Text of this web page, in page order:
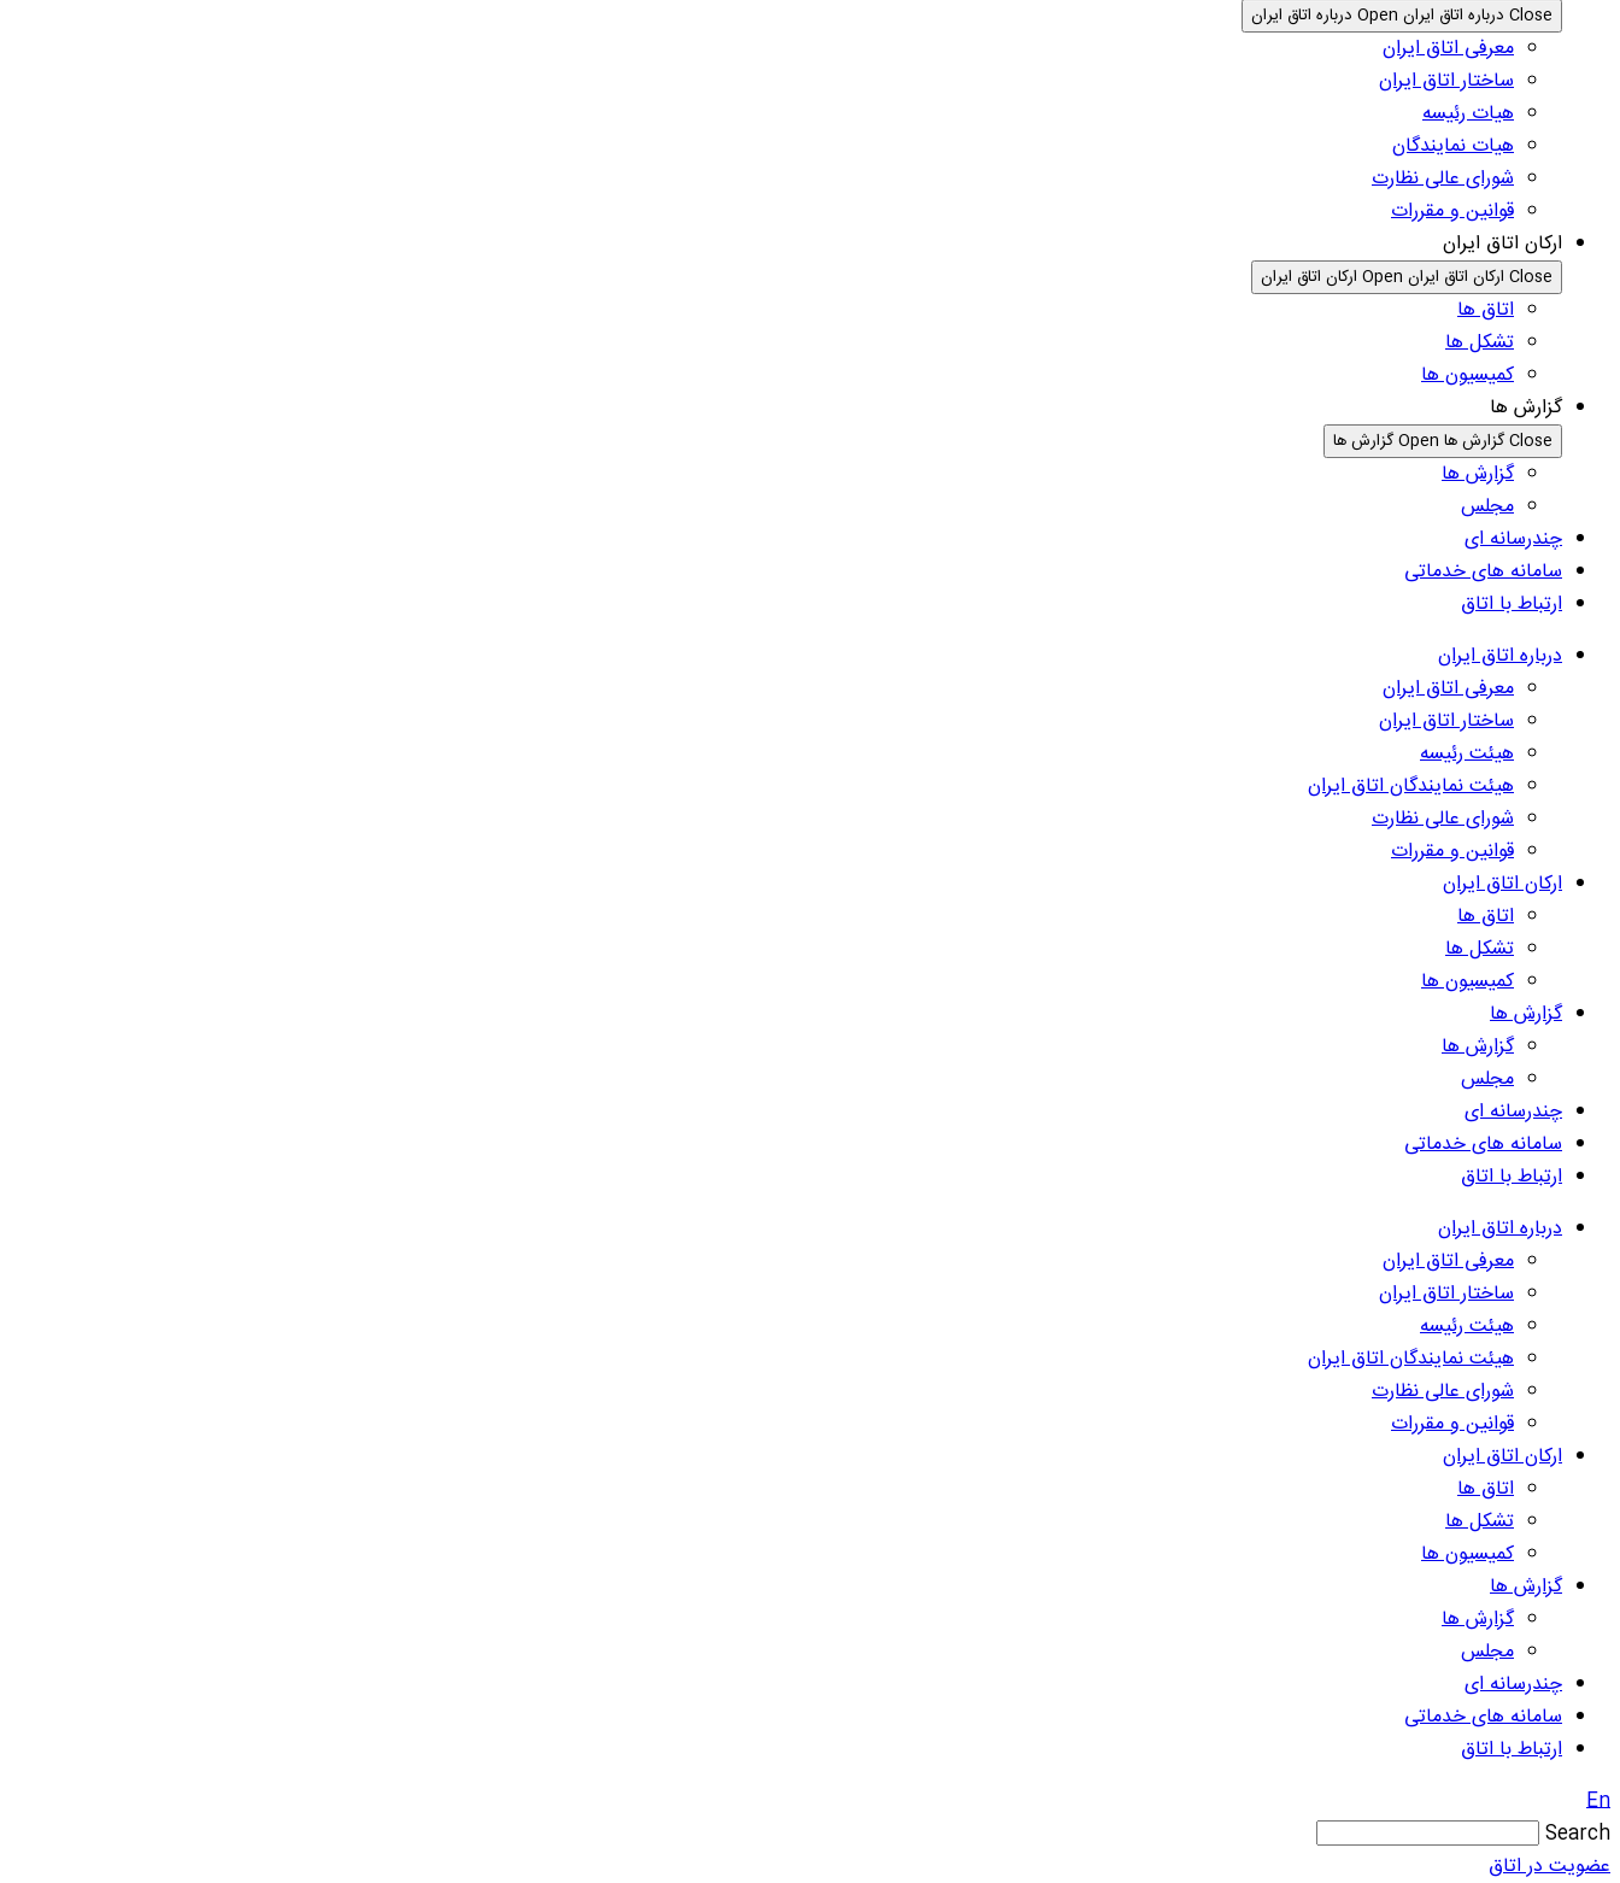
Close درباره اتاق ایران Open درباره اتاق ایران
معرفی اتاق ایران
ساختار اتاق ایران
هیات رئیسه
هیات نمایندگان
شورای عالی نظارت
قوانین و مقررات
ارکان اتاق ایران
Close ارکان اتاق ایران Open ارکان اتاق ایران
اتاق ها
تشکل ها
کمیسیون ها
گزارش ها
Close گزارش ها Open گزارش ها
گزارش ها
مجلس
چندرسانه ای
سامانه های خدماتی
ارتباط با اتاق
درباره اتاق ایران
معرفی اتاق ایران
ساختار اتاق ایران
هیئت رئیسه
هیئت نمایندگان اتاق ایران
شورای عالی نظارت
قوانین و مقررات
ارکان اتاق ایران
اتاق ها
تشکل ها
کمیسیون ها
گزارش ها
گزارش ها
مجلس
چندرسانه ای
سامانه های خدماتی
ارتباط با اتاق
درباره اتاق ایران
معرفی اتاق ایران
ساختار اتاق ایران
هیئت رئیسه
هیئت نمایندگان اتاق ایران
شورای عالی نظارت
قوانین و مقررات
ارکان اتاق ایران
اتاق ها
تشکل ها
کمیسیون ها
گزارش ها
گزارش ها
مجلس
چندرسانه ای
سامانه های خدماتی
ارتباط با اتاق
En
Search
عضویت در اتاق